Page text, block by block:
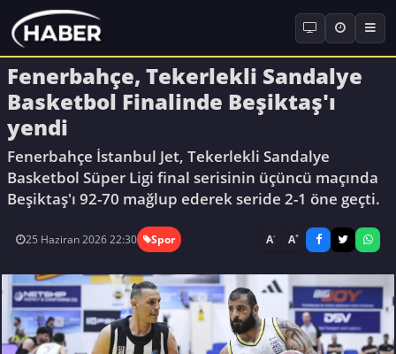
Fenerbahçe, Tekerlekli Sandalye
Basketbol Finalinde Beşiktaş'ı
yendi
Fenerbahçe İstanbul Jet, Tekerlekli Sandalye
Basketbol Süper Ligi final serisinin üçüncü maçında
Beşiktaş'ı 92-70 mağlup ederek seride 2-1 öne geçti.
25 Haziran 2026 22:30 Spor A- A+